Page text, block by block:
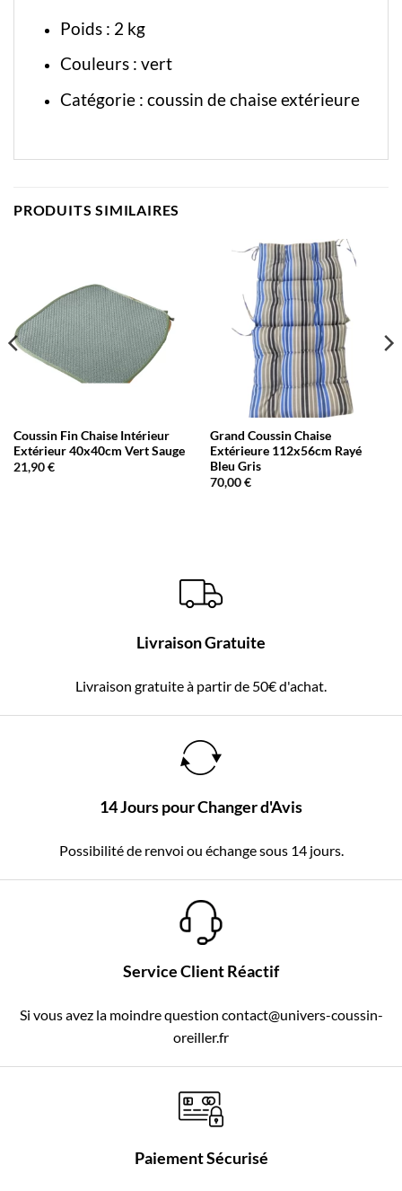
Poids : 2 kg
Couleurs : vert
Catégorie : coussin de chaise extérieure
PRODUITS SIMILAIRES
Coussin Fin Chaise Intérieur
Extérieur 40x40cm Vert Sauge
21,90€
Grand Coussin Chaise
Extérieure 112x56cm Rayé
Bleu Gris
70,00€
Livraison Gratuite
Livraison gratuite à partir de 50€ d'achat.
14 Jours pour Changer d'Avis
Possibilité de renvoi ou échange sous 14 jours.
Service Client Réactif
Si vous avez la moindre question contact@univers-coussin-
oreiller.fr
Paiement Sécurisé